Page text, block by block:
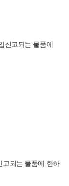
신고되는 물품에
고되는 물품에 한하